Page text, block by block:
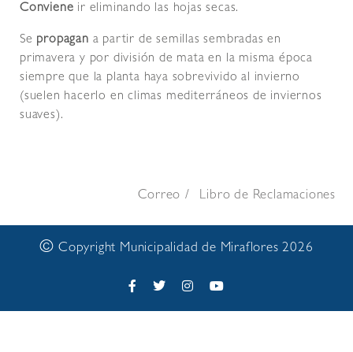
Conviene ir eliminando las hojas secas.
Se propagan a partir de semillas sembradas en
primavera y por división de mata en la misma época
siempre que la planta haya sobrevivido al invierno
(suelen hacerlo en climas mediterráneos de inviernos
suaves).
Correo Libro de Reclamaciones
© Copyright Municipalidad de Miraflores 2026